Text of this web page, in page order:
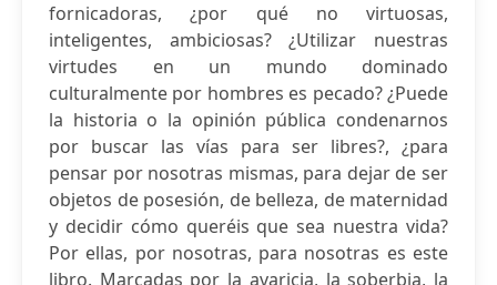
fornicadoras, ¿por qué no virtuosas,
inteligentes, ambiciosas? ¿Utilizar nuestras
virtudes en un mundo dominado
culturalmente por hombres es pecado? ¿Puede
la historia o la opinión pública condenarnos
por buscar las vías para ser libres?, ¿para
pensar por nosotras mismas, para dejar de ser
objetos de posesión, de belleza, de maternidad
y decidir cómo queréis que sea nuestra vida?
Por ellas, por nosotras, para nosotras es este
libro. Marcadas por la avaricia, la soberbia, la